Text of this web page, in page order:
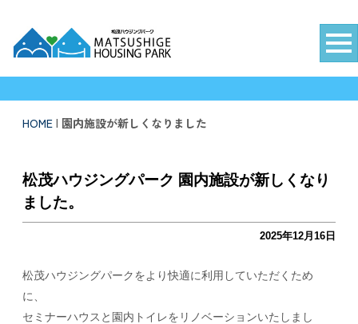
HOME | 園内施設が新しくなりました
松茂ハウジングパーク 園内施設が新しくなり
ました。
2025年12月16日
松茂ハウジングパークをより快適に利用していただくため
に、
セミナーハウスと園内トイレをリノベーションいたしまし